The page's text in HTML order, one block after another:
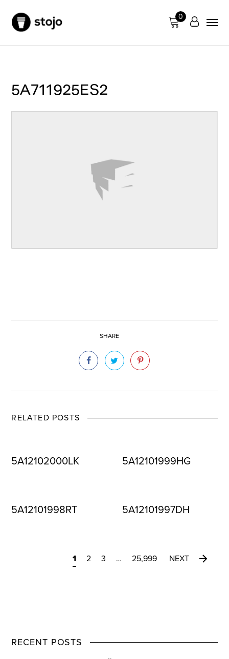
0
5A711925ES2
SHARE
RELATED POSTS
5A12102000LK 5A12101999HG
5A12101998RT 5A12101997DH
1 2 3 … 25,999 NEXT
RECENT POSTS